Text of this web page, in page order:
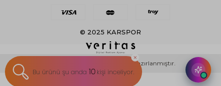
© 2025 KARSPOR
Sistemleriyle Hazırlanmıştır.